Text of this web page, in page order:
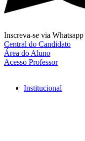
Inscreva-se via Whatsapp
Central do Candidato
Área do Aluno
Acesso Professor
Institucional